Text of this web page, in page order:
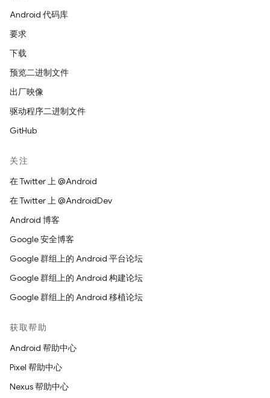
Android 代码库
要求
下载
预览二进制文件
出厂映像
驱动程序二进制文件
GitHub
关注
在 Twitter 上 @Android
在 Twitter 上 @AndroidDev
Android 博客
Google 安全博客
Google 群组上的 Android 平台论坛
Google 群组上的 Android 构建论坛
Google 群组上的 Android 移植论坛
获取帮助
Android 帮助中心
Pixel 帮助中心
Nexus 帮助中心